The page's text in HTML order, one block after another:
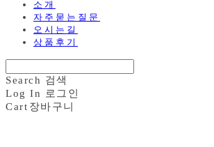
소개
자주묻는질문
오시는길
상품후기
Search 검색
Log In 로그인
Cart 장바구니